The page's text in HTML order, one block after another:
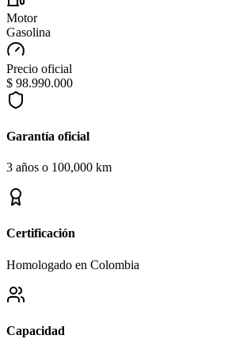
Motor
Gasolina
Precio oficial
$ 98.990.000
Garantía oficial
3 años o 100,000 km
Certificación
Homologado en Colombia
Capacidad